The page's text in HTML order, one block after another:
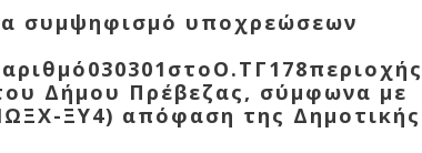
συμψηφισμό υποχρεώσεων
Δήμου Πρέβεζας, σύμφωνα με
ΞΥ4) απόφαση της Δημοτικής